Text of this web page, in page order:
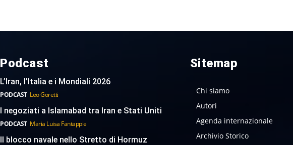
Podcast
L’Iran, l’Italia e i Mondiali 2026
PODCAST Leo Goretti
I negoziati a Islamabad tra Iran e Stati Uniti
PODCAST Maria Luisa Fantappie
Il blocco navale nello Stretto di Hormuz
Sitemap
Chi siamo
Autori
Agenda internazionale
Archivio Storico